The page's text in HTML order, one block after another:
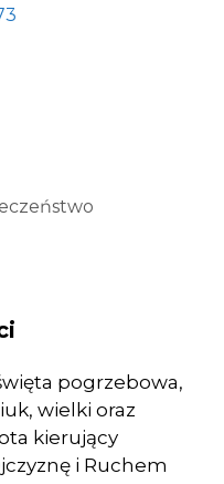
pogrzebowa,
wielki oraz
kierujący
i Ruchem